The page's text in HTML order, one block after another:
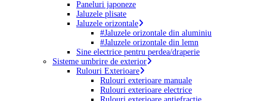
Paneluri japoneze
Jaluzele plisate
Jaluzele orizontale
#Jaluzele orizontale din aluminiu
#Jaluzele orizontale din lemn
Sine electrice pentru perdea/draperie
Sisteme umbrire de exterior
Rulouri Exterioare
Rulouri exterioare manuale
Rulouri exterioare electrice